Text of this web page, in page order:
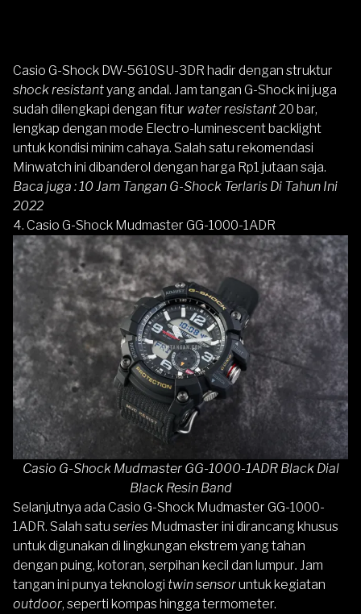
Casio G-Shock DW-5610SU-3DR hadir dengan struktur
shock resistantyang andal. Jam tangan G-Shock ini juga
sudah dilengkapi dengan fitur water resistant20 bar,
lengkap dengan mode Electro-luminescent backlight
untuk kondisi minim cahaya. Salah satu rekomendasi
Minwatch ini dibanderol dengan harga Rp1 jutaan saja.
Baca juga :10 Jam Tangan G-Shock Terlaris Di Tahun Ini
2022
4. Casio G-Shock Mudmaster GG-1000-1ADR
Casio G-Shock Mudmaster GG-1000-1ADR Black Dial
Black Resin Band
Selanjutnya ada Casio G-Shock Mudmaster GG-1000-
1ADR. Salah satu series Mudmaster ini dirancang khusus
untuk digunakan di lingkungan ekstrem yang tahan
dengan puing, kotoran, serpihan kecil dan lumpur. Jam
tangan ini punya teknologi twin sensoruntuk kegiatan
outdoor, seperti kompas hingga termometer.